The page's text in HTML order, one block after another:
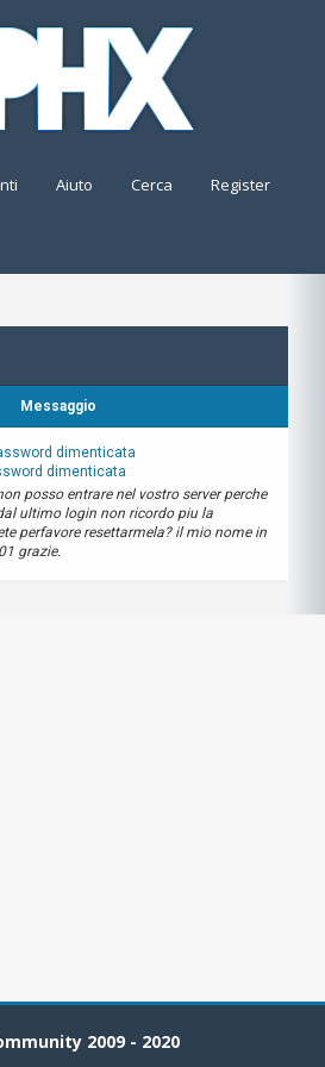
Aiuto Cerca Register
Messaggio
dimenticata
dimenticata
posso entrare nel vostro server perche
ultimo login non ricordo piu la
perfavore resettarmela? il mio nome in
grazie.
2009 - 2020